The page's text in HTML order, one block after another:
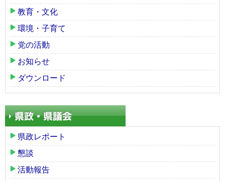
教育・文化
環境・子育て
党の活動
お知らせ
ダウンロード
県政レポート
懇談
活動報告